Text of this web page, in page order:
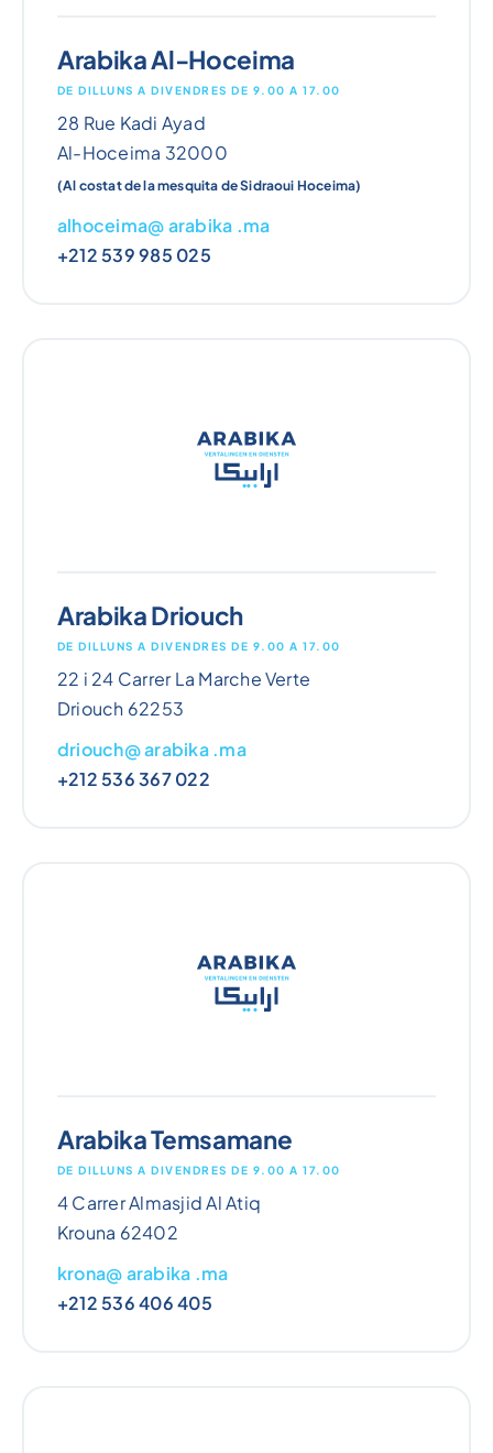
Arabika Al-Hoceima
DE DILLUNS A DIVENDRES DE 9.00 A 17.00
28 Rue Kadi Ayad
Al-Hoceima 32000
(Al costat de la mesquita de Sidraoui Hoceima)
alhoceima@ arabika .ma
+212 539 985 025
Arabika Driouch
DE DILLUNS A DIVENDRES DE 9.00 A 17.00
22 i 24 Carrer La Marche Verte
Driouch 62253
driouch@ arabika .ma
+212 536 367 022
Arabika Temsamane
DE DILLUNS A DIVENDRES DE 9.00 A 17.00
4 Carrer Almasjid Al Atiq
Krouna 62402
krona@ arabika .ma
+212 536 406 405